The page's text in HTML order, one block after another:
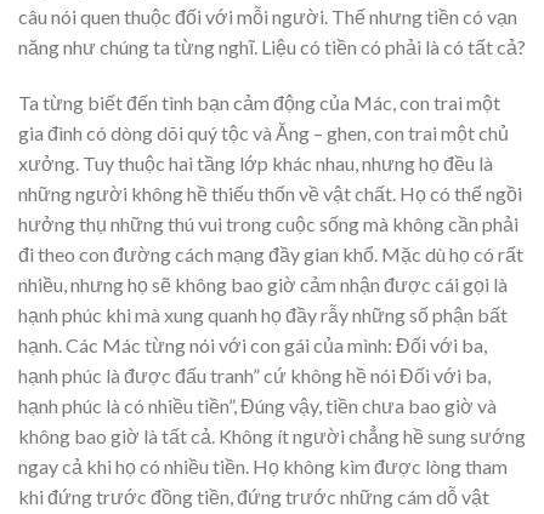
câu nói quen thuộc đối với mỗi người. Thế nhưng tiền có vạn
năng như chúng ta từng nghĩ. Liệu có tiền có phải là có tất cả?
Ta từng biết đến tình bạn cảm động của Mác, con trai một
gia đình có dòng dõi quý tộc và Ăng – ghen, con trai một chủ
xưởng. Tuy thuộc hai tầng lớp khác nhau, nhưng họ đều là
những người không hề thiếu thốn về vật chất. Họ có thể ngồi
hưởng thụ những thú vui trong cuộc sống mà không cần phải
đi theo con đường cách mạng đầy gian khổ. Mặc dù họ có rất
nhiều, nhưng họ sẽ không bao giờ cảm nhận được cái gọi là
hạnh phúc khi mà xung quanh họ đầy rẫy những số phận bất
hạnh. Các Mác từng nói với con gái của mình: Đối với ba,
hạnh phúc là được đấu tranh” cứ không hề nói Đối với ba,
hạnh phúc là có nhiều tiền”, Đúng vậy, tiền chưa bao giờ và
không bao giờ là tất cả. Không ít người chẳng hề sung sướng
ngay cả khi họ có nhiều tiền. Họ không kìm được lòng tham
khi đứng trước đồng tiền, đứng trước những cám dỗ vật